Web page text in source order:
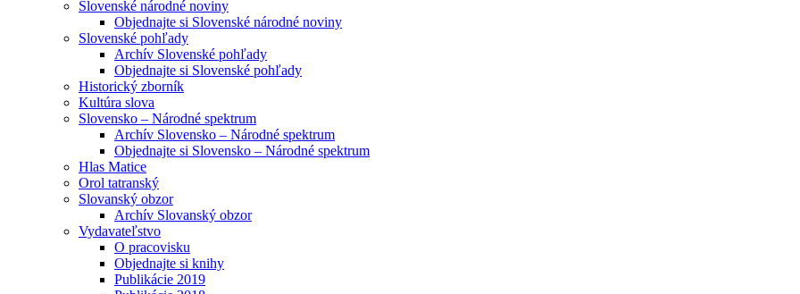
Slovenské národné noviny
Objednajte si Slovenské národné noviny
Slovenské pohľady
Archív Slovenské pohľady
Objednajte si Slovenské pohľady
Historický zborník
Kultúra slova
Slovensko – Národné spektrum
Archív Slovensko – Národné spektrum
Objednajte si Slovensko – Národné spektrum
Hlas Matice
Orol tatranský
Slovanský obzor
Archív Slovanský obzor
Vydavateľstvo
O pracovisku
Objednajte si knihy
Publikácie 2019